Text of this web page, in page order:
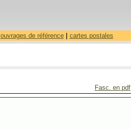
ouvrages de référence| cartes postales
Fasc. en pdf